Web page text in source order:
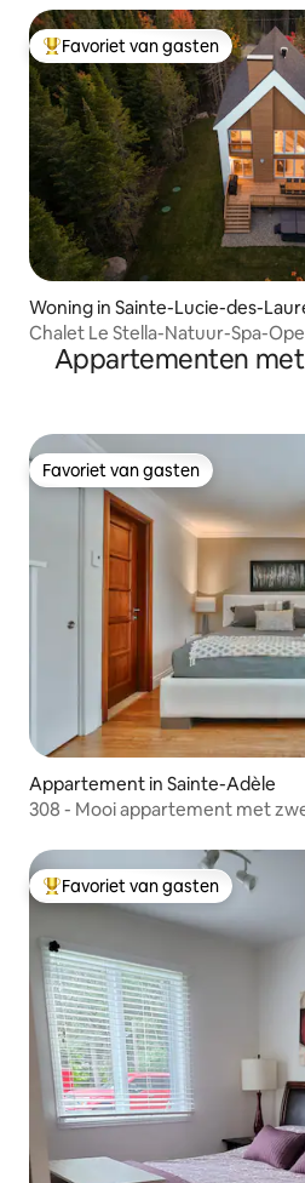
Topfavoriet van gasten
Favoriet van gasten
Woning in Sainte-Lucie-des-
Chalet Le Stella-Natuur-Spa-
Appartementen
Favoriet van gasten
Favoriet van gasten
Appartement in Sainte-Adèle
308 - Mooi appartement met
Topfavoriet van gasten
Favoriet van gasten